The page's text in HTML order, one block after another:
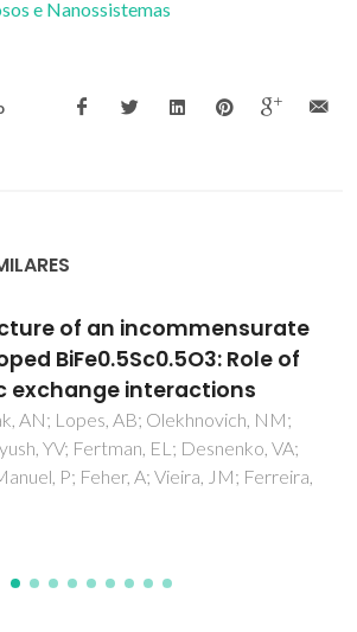
e Nanossistemas
of cloud points of biodiesel
Boros, L; Krahenbuhl, MA; Meirelles, AJA;
Pauly, J; Marrucho, IM; Coutinho, JAP